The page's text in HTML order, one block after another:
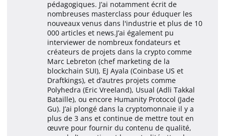
pédagogiques. J’ai notamment écrit de
nombreuses masterclass pour éduquer les
nouveaux venus dans l'industrie et plus de 10
000 articles et news.J’ai également pu
interviewer de nombreux fondateurs et
créateurs de projets dans la crypto comme
Marc Lebreton (chef marketing de la
blockchain SUI), EJ Ayala (Coinbase US et
Draftkings), et d’autres projets comme
Polyhedra (Eric Vreeland), Usual (Adli Takkal
Bataille), ou encore Humanity Protocol (Jade
Gu). J’ai plongé dans la cryptomonnaie il y a
plus de 3 ans et continue de mettre tout en
œuvre pour fournir du contenu de qualité,